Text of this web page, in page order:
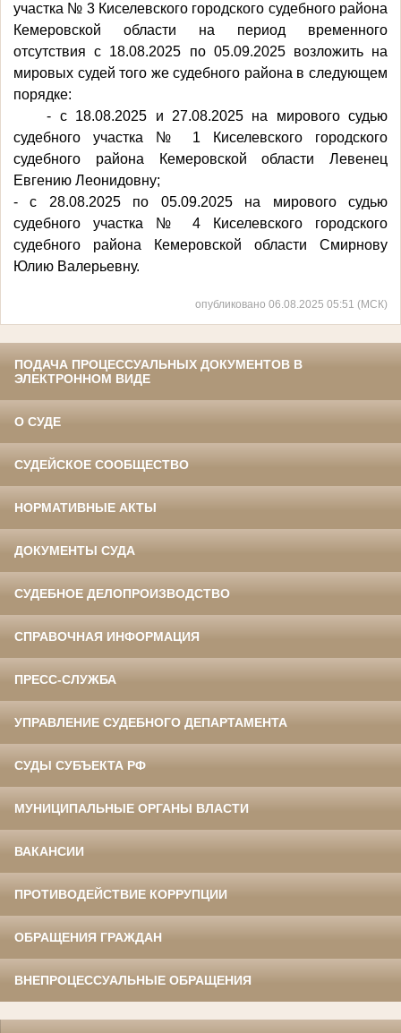
участка № 3 Киселевского городского судебного района
Кемеровской области на период временного
отсутствия с 18.08.2025 по 05.09.2025 возложить на
мировых судей того же судебного района в следующем
порядке:
- с 18.08.2025 и 27.08.2025 на мирового судью
судебного участка № 1 Киселевского городского
судебного района Кемеровской области Левенец
Евгению Леонидовну;
- с 28.08.2025 по 05.09.2025 на мирового судью
судебного участка № 4 Киселевского городского
судебного района Кемеровской области Смирнову
Юлию Валерьевну.
опубликовано 06.08.2025 05:51 (МСК)
ПОДАЧА ПРОЦЕССУАЛЬНЫХ ДОКУМЕНТОВ В
ЭЛЕКТРОННОМ ВИДЕ
О СУДЕ
СУДЕЙСКОЕ СООБЩЕСТВО
НОРМАТИВНЫЕ АКТЫ
ДОКУМЕНТЫ СУДА
СУДЕБНОЕ ДЕЛОПРОИЗВОДСТВО
СПРАВОЧНАЯ ИНФОРМАЦИЯ
ПРЕСС-СЛУЖБА
УПРАВЛЕНИЕ СУДЕБНОГО ДЕПАРТАМЕНТА
СУДЫ СУБЪЕКТА РФ
МУНИЦИПАЛЬНЫЕ ОРГАНЫ ВЛАСТИ
ВАКАНСИИ
ПРОТИВОДЕЙСТВИЕ КОРРУПЦИИ
ОБРАЩЕНИЯ ГРАЖДАН
ВНЕПРОЦЕССУАЛЬНЫЕ ОБРАЩЕНИЯ